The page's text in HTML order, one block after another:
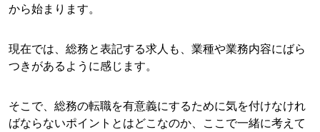
から始まります。
現在では、総務と表記する求人も、業種や業務内容にばら
つきがあるように感じます。
そこで、総務の転職を有意義にするために気を付けなけれ
ばならないポイントとはどこなのか、ここで一緒に考えて